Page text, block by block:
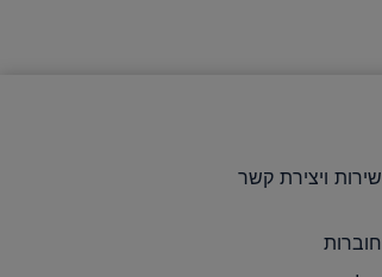
שירות ויצירת קשר
חוברות